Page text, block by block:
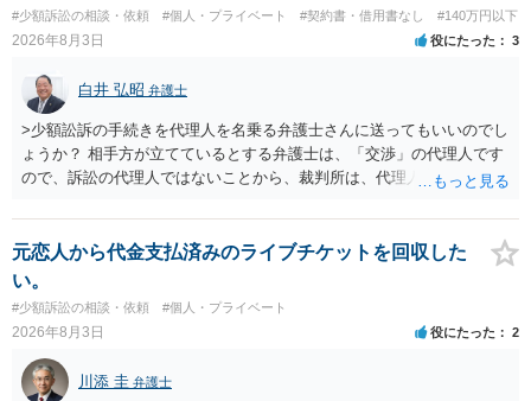
いても併せて請求する予定ですので、あらかじめ申し添えます。 本件
は、貴殿自らが契約を解約したことによって生じた返還義務の履行を
求めるものにすぎません。貴殿の仕入先との取引関係や返金時期など
の内部事情は、私に対する返還義務の発生や履行時期には何ら影響を
及ぼすものではありません。 これ以上、本件の解決を不必要に遅延さ
せることなく、誠意をもって速やかに返金手続を履行されるよう、強
く求めます。 以上
#少額訴訟の相談・依頼 #個人・プライベート #契約書・借用書なし #140万円以下
2026年8月3日 役にたった 3
白井 弘昭 弁護士
>少額訟訴の手続きを代理人を名乗る弁護士さんに送ってもいいのでし
ょうか？ 相手方が立てているとする弁護士は、「交渉」の代理人です
ので、訴訟の代理人ではないことから、裁判所は、代理人宛ての訴状
ている場合は、相手方（被告）の住所で訴状を作成提出し、裁判所に
代理人が就いていたことを知らせると（訴状の記載内容から明らかな
場合も）、裁判所が当該代理人弁護士に事前連絡し、引き続き訴訟も
受任するかを聞いたうえで、受任の意志が明らかになったところで、
直接被告に送達するのではなく、代理人に訴状の受領を促すこともあ
ります。 ラインのやり取りでしか証拠がないと、実際の本人性が明ら
かではありません。もちろん弁護士（２０万円の請求で代理人弁護士
に委任するかも疑わしいのですが）も住所は明らかにしないでしょ
元恋人から代金支払済みのライブチケットを回収した
い。
#少額訴訟の相談・依頼 #個人・プライベート
2026年8月3日 役にたった 2
川添 圭 弁護士